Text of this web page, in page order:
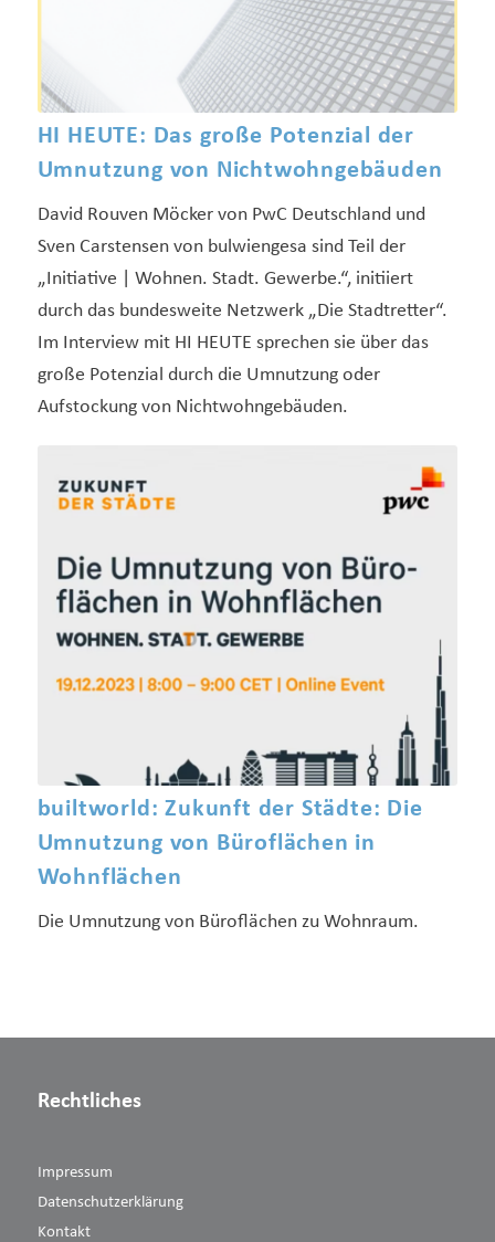
HI HEUTE: Das große Potenzial der
Umnutzung von Nichtwohngebäuden
David Rouven Möcker von PwC Deutschland und
Sven Carstensen von bulwiengesa sind Teil der
„Initiative | Wohnen. Stadt. Gewerbe.“, initiiert
durch das bundesweite Netzwerk „Die Stadtretter“.
Im Interview mit HI HEUTE sprechen sie über das
große Potenzial durch die Umnutzung oder
Aufstockung von Nichtwohngebäuden.
builtworld: Zukunft der Städte: Die
Umnutzung von Büroflächen in
Wohnflächen
Die Umnutzung von Büroflächen zu Wohnraum.
Rechtliches
Impressum
Datenschutzerklärung
Kontakt